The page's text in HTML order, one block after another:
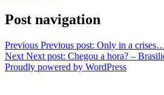
Post navigation
Previous Previous post: Only in a
Next Next post: Chegou a hora? –
Proudly powered by WordPress